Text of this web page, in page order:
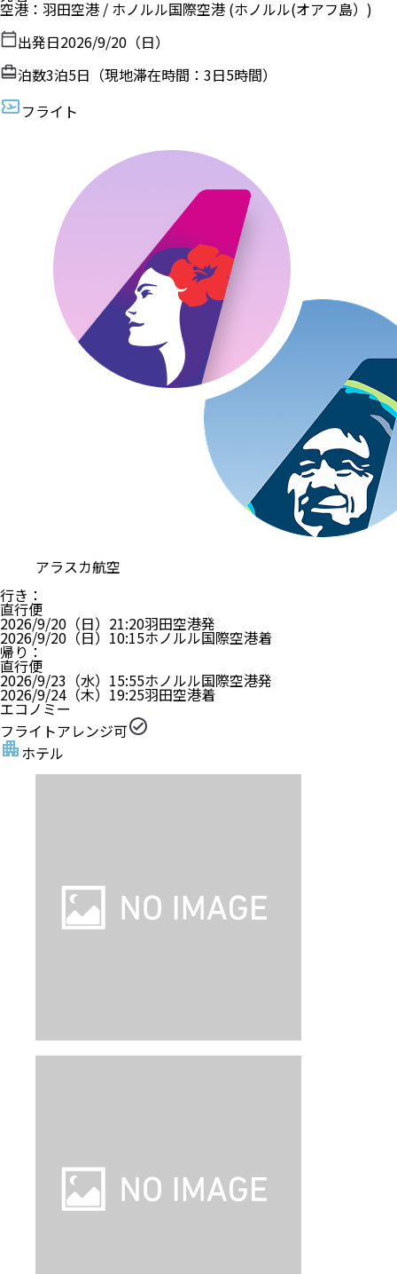
空港 ： 羽田空港 / ホノルル国際空港 (ホノルル(オアフ島）)
出発日2026/9/20（日）
泊数3泊5日（現地滞在時間： 3日5時間）
フライト
アラスカ航空
行き ：
直行便
2026/9/20（日） 21:20羽田空港発
2026/9/20（日） 10:15ホノルル国際空港着
帰り ：
直行便
2026/9/23（水） 15:55ホノルル国際空港発
2026/9/24（木） 19:25羽田空港着
エコノミー
フライトアレンジ可
ホテル